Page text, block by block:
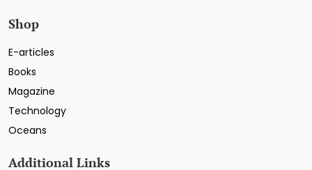
Shop
E-articles
Books
Magazine
Technology
Oceans
Additional Links